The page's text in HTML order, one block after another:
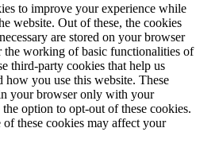
to improve your experience while
website. Out of these, the cookies
are stored on your browser
the working of basic functionalities of
third-party cookies that help us
how you use this website. These
your browser only with your
option to opt-out of these cookies.
these cookies may affect your